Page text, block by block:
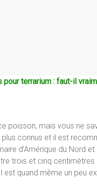
pour terrarium : faut-il
poisson, mais vous ne
connus et il est
d’Amérique du Nord et
trois et cinq
quand même un peu